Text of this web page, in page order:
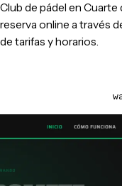
Club de pádel en
reserva online a través
de tarifas y horarios.